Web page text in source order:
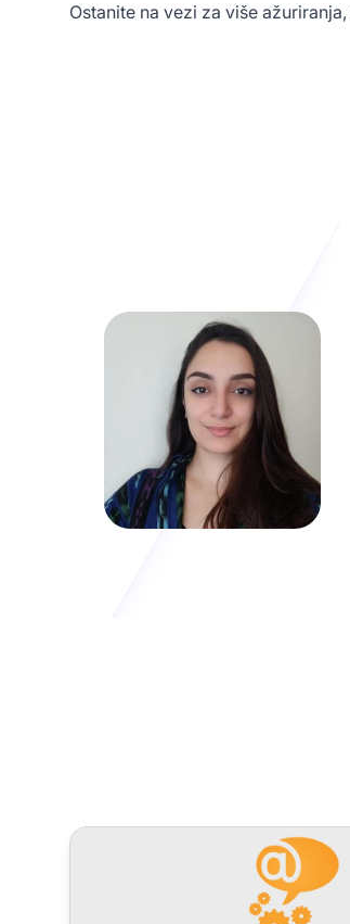
Ostanite na vezi za više
LiveAgent mjesečna ažuriranja: